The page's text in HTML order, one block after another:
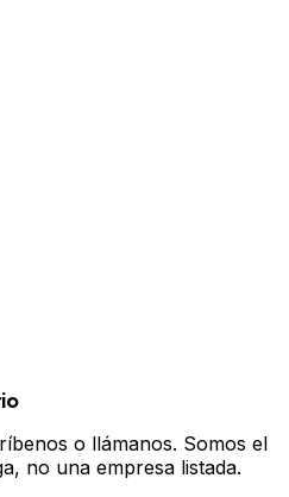
o llámanos. Somos el
no una empresa listada.